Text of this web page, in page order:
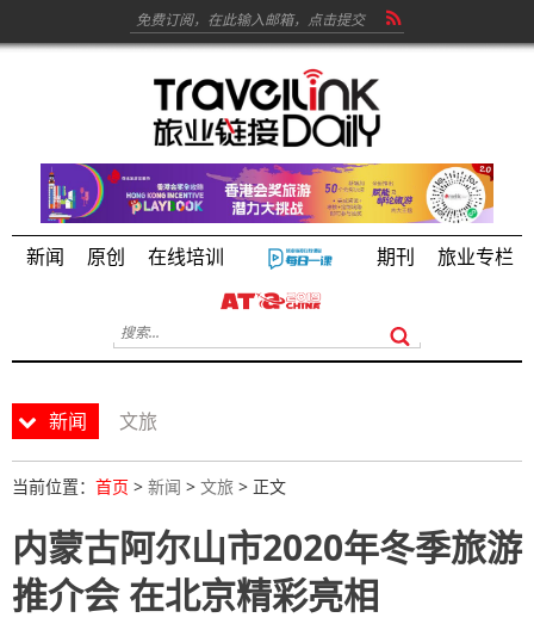
新闻 原创 在线培训 期刊 旅业专栏
新闻 文旅
当前位置： 首页 > 新闻 > 文旅 > 正文
内蒙古阿尔山市2020年冬季旅游
推介会 在北京精彩亮相